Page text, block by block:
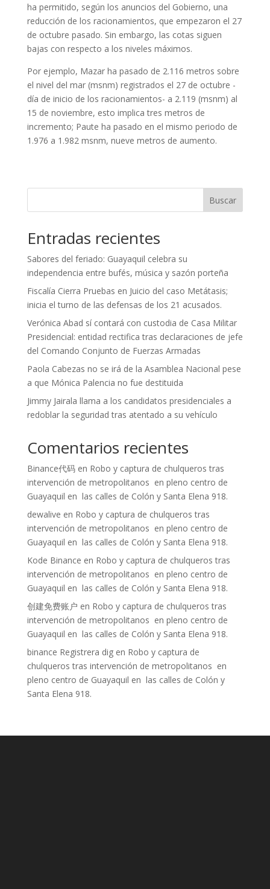
ha permitido, según los anuncios del Gobierno, una
reducción de los racionamientos, que empezaron el 27
de octubre pasado. Sin embargo, las cotas siguen
bajas con respecto a los niveles máximos.
Por ejemplo, Mazar ha pasado de 2.116 metros sobre
el nivel del mar (msnm) registrados el 27 de octubre -
día de inicio de los racionamientos- a 2.119 (msnm) al
15 de noviembre, esto implica tres metros de
incremento; Paute ha pasado en el mismo periodo de
1.976 a 1.982 msnm, nueve metros de aumento.
Buscar
Entradas recientes
Sabores del feriado: Guayaquil celebra su
independencia entre bufés, música y sazón porteña
Fiscalía Cierra Pruebas en Juicio del caso Metátasis;
inicia el turno de las defensas de los 21 acusados.
Verónica Abad sí contará con custodia de Casa Militar
Presidencial: entidad rectifica tras declaraciones de jefe
del Comando Conjunto de Fuerzas Armadas
Paola Cabezas no se irá de la Asamblea Nacional pese
a que Mónica Palencia no fue destituida
Jimmy Jairala llama a los candidatos presidenciales a
redoblar la seguridad tras atentado a su vehículo
Comentarios recientes
Binance代码en Robo y captura de chulqueros tras
intervención de metropolitanos en pleno centro de
Guayaquil en las calles de Colón y Santa Elena 918.
dewalive en Robo y captura de chulqueros tras
intervención de metropolitanos en pleno centro de
Guayaquil en las calles de Colón y Santa Elena 918.
Kode Binance en Robo y captura de chulqueros tras
intervención de metropolitanos en pleno centro de
Guayaquil en las calles de Colón y Santa Elena 918.
创建免费账户 en Robo y captura de chulqueros tras
intervención de metropolitanos en pleno centro de
Guayaquil en las calles de Colón y Santa Elena 918.
binance Registrera digen Robo y captura de
chulqueros tras intervención de metropolitanos en
pleno centro de Guayaquil en las calles de Colón y
Santa Elena 918.